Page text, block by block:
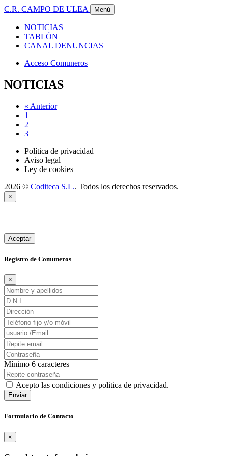
C.R. CAMPO DE ULEA Menú
NOTICIAS
TABLÓN
CANAL DENUNCIAS
Acceso Comuneros
NOTICIAS
« Anterior
1
2
3
Política de privacidad
Aviso legal
Ley de cookies
2026 © Coditeca S.L.. Todos los derechos reservados.
×
Aceptar
Registro de Comuneros
×
Mínimo 6 caracteres
Acepto las condiciones y politica de privacidad.
Enviar
Formulario de Contacto
×